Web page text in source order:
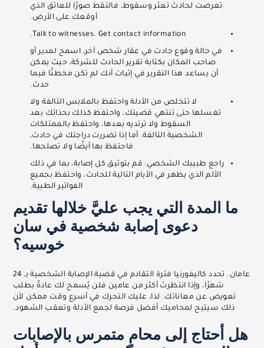
تعرضت لحادث تعثر وسقوط، فالتقط صورًا للعائق الذي
أوقعك على الأرض.
Talk to witnesses. Get contact information.
في حالة وقوع حادث في عقار شخص آخر، اسمح لمدير أو
صاحب المكان بكتابة تقرير الحادث للشركة، حيث يمكن
أن يساعد هذا التقرير في إثبات أنك لم تكن مخطئًا فيما
حدث.
لا تتخلص من الأدلة واحتفظ بالملابس التالفة ولا
تغسلها حتى تنتهي قضيتك، واحتفظ كذلك بحذائك بعد
السقوط ولا ترتديه بعدها، واحتفظ بالممتلكات
الشخصية التالفة. أما إذا تضررت دراجتك في حادث،
فاحتفظ بها أيضًا ولا تصلحها.
راجع طبيبك الشخصي: قم بتوثيق كل إصابة، بما في ذلك
الألم الذي يظهر في الأيام التالية للحادث، واحتفظ بجميع
الفواتير الطبية.
ما المدة التي يجب عليَّ خلالها تقديم
دعوى إصابة شخصية في سان
خوسيه؟
عامان. تحدد كاليفورنيا فترة التقادم في قضية الإصابة الشخصية بـ 24
شهرًا، وإذا انتظرتَ أكثر من عامين فلن يُسمح لك عادةً بطلب
تعويض عن معاناتك. لذا، عليك التحرك في أسرع وقت ممكن لأن
ذلك سيتيح لمحاميك أفضل فرصة لجمع الأدلة وتعقب الشهود.
هل أحتاج إلى محامٍ متمرس بالإصابات